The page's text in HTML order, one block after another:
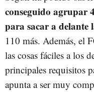
conseguido agrupar
para sacar a delante
110 más. Además, el
las cosas fáciles a los
principales requisitos
apunta a ser muy